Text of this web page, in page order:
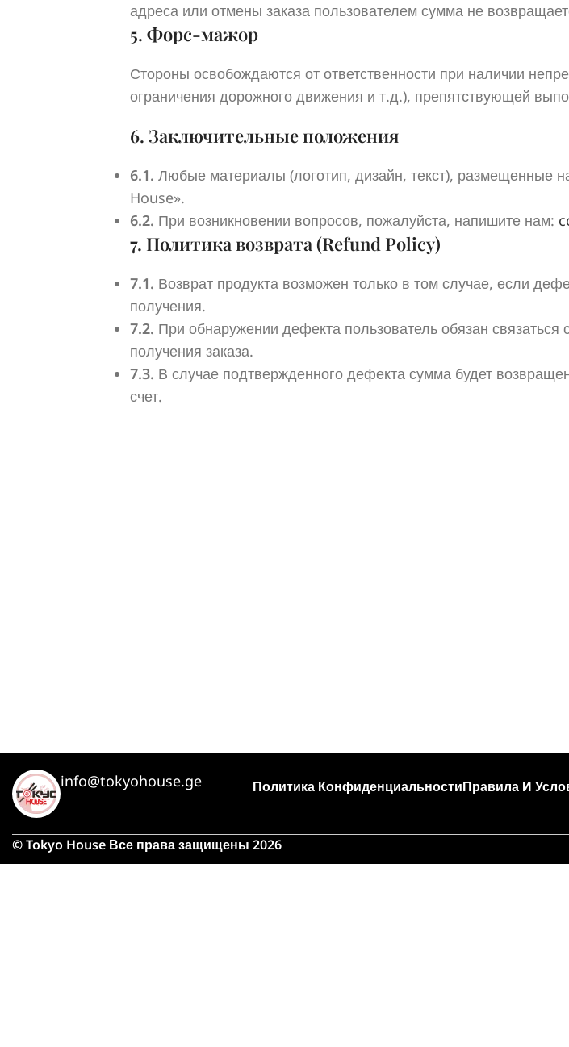
адреса или отмены заказа пользователем сумма не
5. Форс-мажор
Стороны освобождаются от ответственности при наличии
ограничения дорожного движения и т.д.), препятствующей
6. Заключительные положения
6.1. Любые материалы (логотип, дизайн, текст), размещенные
House».
6.2. При возникновении вопросов, пожалуйста, напишите нам:
7. Политика возврата (Refund Policy)
7.1. Возврат продукта возможен только в том случае, если
получения.
7.2. При обнаружении дефекта пользователь обязан
получения заказа.
7.3. В случае подтвержденного дефекта сумма будет
счет.
info@tokyohouse.ge Политика КонфиденциальностиПравила И
© Tokyo House Все права защищены 2026